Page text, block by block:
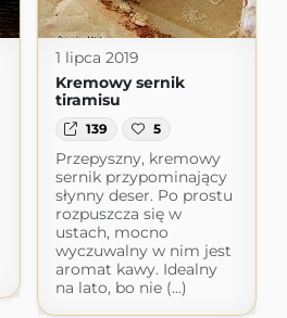
1 lipca 2019
Kremowy sernik
tiramisu
139 5
Przepyszny, kremowy
sernik przypominający
słynny deser. Po prostu
rozpuszcza się w
ustach, mocno
wyczuwalny w nim jest
aromat kawy. Idealny
na lato, bo nie (...)